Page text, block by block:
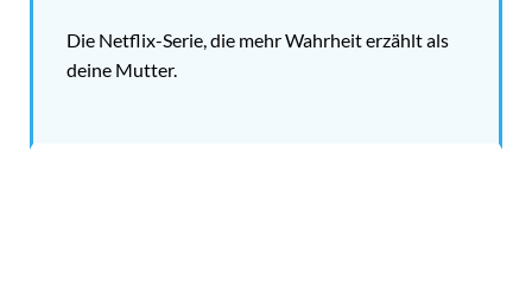
Die Netflix-Serie, die mehr Wahrheit erzählt als
deine Mutter.